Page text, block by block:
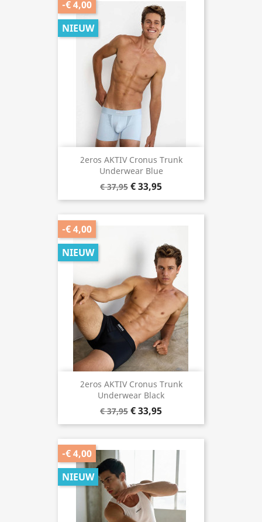
2eros AKTIV Cronus Trunk
Underwear Blue
€ 37,95 € 33,95
-€ 4,00
NIEUW
2eros AKTIV Cronus Trunk
Underwear Black
€ 37,95 € 33,95
-€ 4,00
NIEUW
-€ 4,00
NIEUW